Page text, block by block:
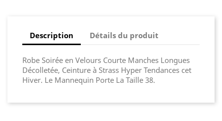
Description Détails du produit
Robe Soirée en Velours Courte Manches Longues
Décolletée, Ceinture à Strass Hyper Tendances cet
Hiver. Le Mannequin Porte La Taille 38.